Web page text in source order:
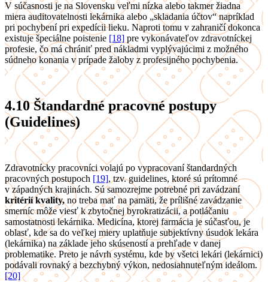
V súčasnosti je na Slovensku veľmi nízka alebo takmer žiadna
miera auditovatelnosti lekárnika alebo „skladania účtov“ napríklad
pri pochybení pri expedícii lieku. Naproti tomu v zahraničí dokonca
existuje špeciálne poistenie [18] pre vykonávateľov zdravotníckej
profesie, čo má chrániť pred nákladmi vyplývajúcimi z možného
súdneho konania v prípade žaloby z profesijného pochybenia.
4.10 Štandardné pracovné postupy
(Guidelines)
Zdravotnícky pracovníci volajú po vypracovaní štandardných
pracovných postupoch [19], tzv. guidelines, ktoré sú prítomné
v západných krajinách. Sú samozrejme potrebné pri zavádzaní
kritérií kvality, no treba mať na pamäti, že prílišné zavádzanie
smerníc môže viesť k zbytočnej byrokratizácii, a potláčaniu
samostatnosti lekárnika. Medicína, ktorej farmácia je súčasťou, je
oblasť, kde sa do veľkej miery uplatňuje subjektívny úsudok lekára
(lekárnika) na základe jeho skúseností a prehľade v danej
problematike. Preto je návrh systému, kde by všetci lekári (lekárnici)
podávali rovnaký a bezchybný výkon, nedosiahnuteľným ideálom.
[20]